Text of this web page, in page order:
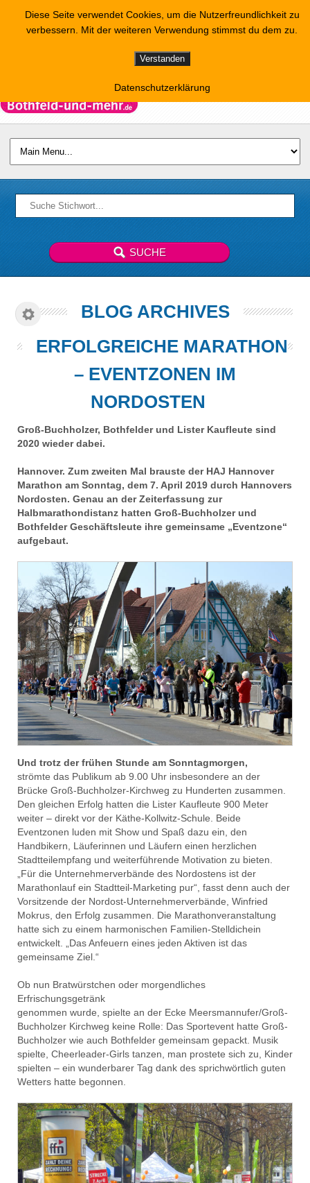
BLOG ARCHIVES
ERFOLGREICHE MARATHON
– EVENTZONEN IM
NORDOSTEN
Groß-Buchholzer, Bothfelder und Lister Kaufleute sind
2020 wieder dabei.
Hannover. Zum zweiten Mal brauste der HAJ Hannover
Marathon am Sonntag, dem 7. April 2019 durch Hannovers
Nordosten. Genau an der Zeiterfassung zur
Halbmarathondistanz hatten Groß-Buchholzer und
Bothfelder Geschäftsleute ihre gemeinsame „Eventzone“
aufgebaut.
Und trotz der frühen Stunde am Sonntagmorgen,
strömte das Publikum ab 9.00 Uhr insbesondere an der
Brücke Groß-Buchholzer-Kirchweg zu Hunderten zusammen.
Den gleichen Erfolg hatten die Lister Kaufleute 900 Meter
weiter – direkt vor der Käthe-Kollwitz-Schule. Beide
Eventzonen luden mit Show und Spaß dazu ein, den
Handbikern, Läuferinnen und Läufern einen herzlichen
Stadtteilempfang und weiterführende Motivation zu bieten.
„Für die Unternehmerverbände des Nordostens ist der
Marathonlauf ein Stadtteil-Marketing pur“, fasst denn auch der
Vorsitzende der Nordost-Unternehmerverbände, Winfried
Mokrus, den Erfolg zusammen. Die Marathonveranstaltung
hatte sich zu einem harmonischen Familien-Stelldichein
entwickelt. „Das Anfeuern eines jeden Aktiven ist das
gemeinsame Ziel.“
Ob nun Bratwürstchen oder morgendliches
Erfrischungsgetränk
genommen wurde, spielte an der Ecke Meersmannufer/Groß-
Buchholzer Kirchweg keine Rolle: Das Sportevent hatte Groß-
Buchholzer wie auch Bothfelder gemeinsam gepackt. Musik
spielte, Cheerleader-Girls tanzen, man prostete sich zu, Kinder
spielten – ein wunderbarer Tag dank des sprichwörtlich guten
Wetters hatte begonnen.
Diese Seite verwendet Cookies, um die Nutzerfreundlichkeit zu
verbessern. Mit der weiteren Verwendung stimmst du dem zu.
Verstanden
Datenschutzerklärung